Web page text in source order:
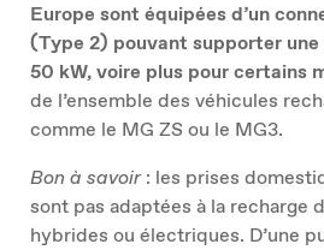
Europe sont équipées d’un
(Type 2) pouvant supporter une
50 kW, voire plus pour certains
de l’ensemble des véhicules
comme le MG ZS ou le MG3.
Bon à savoir: les prises
sont pas adaptées à la recharge
hybrides ou électriques. D’une